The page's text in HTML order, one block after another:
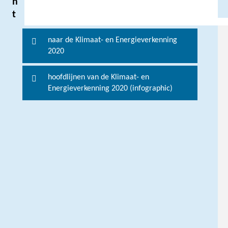
h
t
naar de Klimaat- en Energieverkenning
2020
hoofdlijnen van de Klimaat- en
Energieverkenning 2020 (infographic)